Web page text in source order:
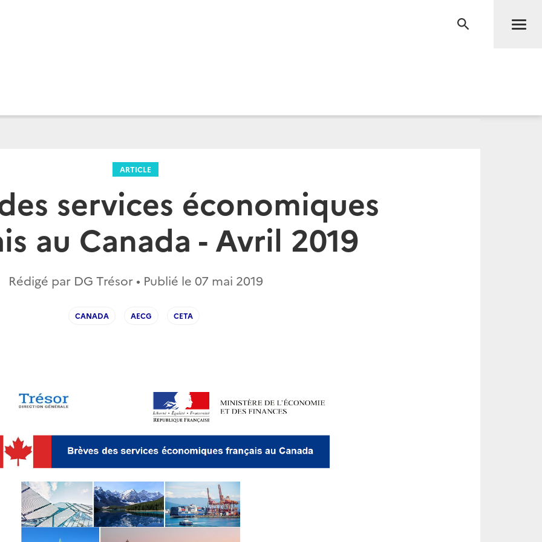
RECHERCHE
ARTICLE
services économiques
au Canada - Avril 2019
Rédigé par DG Trésor • Publié le 07 mai 2019
CANADA AECG CETA